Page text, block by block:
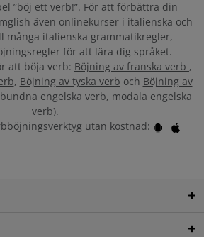
”böj ett verb!”. För att förbättra din
även onlinekurser i italienska och
många italienska grammatikregler,
för att lära dig språket.
att böja verb: Böjning av franska verb ,
, Böjning av tyska verb och Böjning av
engelska verb, modala engelska
verb).
utan kostnad: